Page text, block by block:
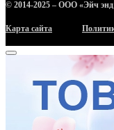
© 2014-2025 – ООО «Эйч энд
Карта сайта